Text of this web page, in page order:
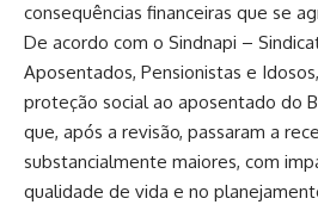
consequências financeiras que se
De acordo com o Sindnapi –
Aposentados, Pensionistas e
proteção social ao aposentado do
que, após a revisão, passaram a
substancialmente maiores, com
qualidade de vida e no